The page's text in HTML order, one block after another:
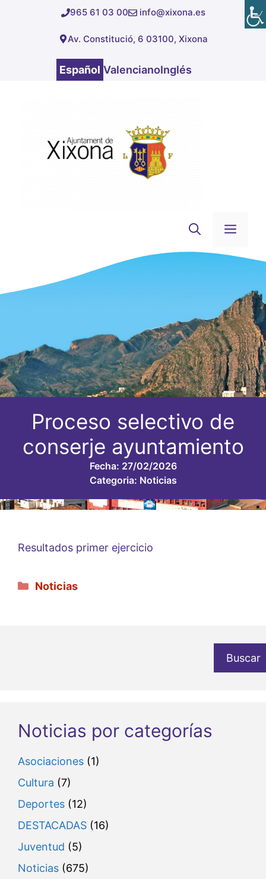
965 61 03 00 info@xixona.es
Av. Constitució, 6 03100, Xixona
Español ValencianoInglés
Proceso selectivo de
conserje ayuntamiento
Fecha: 27/02/2026
Categoria: Noticias
Resultados primer ejercicio
Categorías
Noticias
Buscar
Noticias por categorías
Asociaciones (1)
Cultura (7)
Deportes (12)
DESTACADAS (16)
Juventud (5)
Noticias (675)